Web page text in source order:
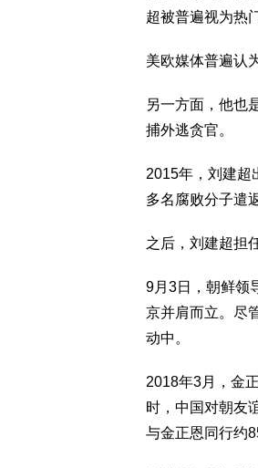
超被普遍视为热
美欧媒体普遍认
另一方面，他也
捕外逃贪官。
2015年，刘建超
多名腐败分子遣
之后，刘建超担
9月3日，朝鲜领
京并肩而立。尽
动中。
2018年3月，金
时，中国对朝友
与金正恩同行约